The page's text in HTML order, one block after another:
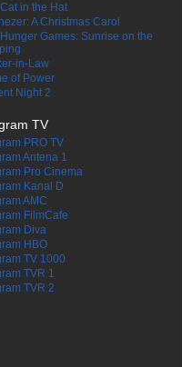
in the Hat
A Christmas Carol
Games: Sunrise on the
in-Law
of Power
Night 2
TV
PRO TV
Antena 1
Pro Cinema
Kanal D
AMC
FilmCafe
Diva
HBO
TV 1000
TVR 1
TVR 2